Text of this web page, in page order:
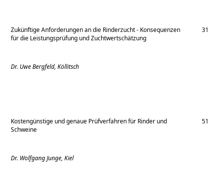
Zukünftige Anforderungen an die Rinderzucht - Konsequenzen
für die Leistungsprüfung und Zuchtwertschätzung
Dr. Uwe Bergfeld, Köllitsch
31
Kostengünstige und genaue Prüfverfahren für Rinder und
Schweine
Dr. Wolfgang Junge, Kiel
51